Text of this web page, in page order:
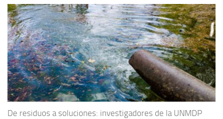
De residuos a soluciones: investigadores de la UNMDP